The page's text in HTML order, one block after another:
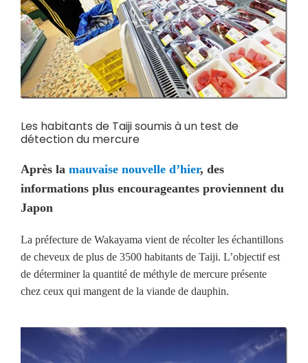
Les habitants de Taiji soumis à un test de
détection du mercure
Après la mauvaise nouvelle d’hier, des
informations plus encourageantes proviennent du
Japon
La préfecture de Wakayama vient de récolter les échantillons
de cheveux de plus de 3500 habitants de Taiji. L’objectif est
de déterminer la quantité de méthyle de mercure présente
chez ceux qui mangent de la viande de dauphin.